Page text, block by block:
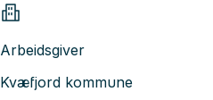
Arbeidsgiver
Kvæfjord kommune